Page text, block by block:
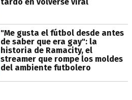
"Me gusta el fútbol desde antes
de saber que era gay": la
historia de Ramacity, el
streamer que rompe los moldes
del ambiente futbolero